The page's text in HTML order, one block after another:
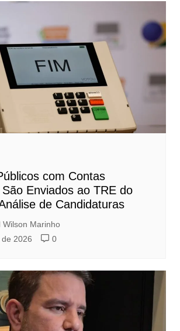
com Contas
Enviados ao TRE do
de Candidaturas
Wilson Marinho
2026
0